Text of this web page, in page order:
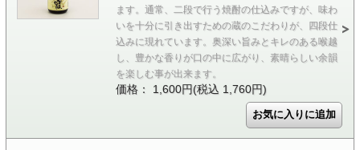
ます。通常、二段で行う焼酎の仕込みですが、味わ
いを十分に引き出すための蔵のこだわりが、四段仕
込みに現れています。奥深い旨みとキレのある喉越
し、豊かな香りが口の中に広がり、素晴らしい余韻
を楽しむ事が出来ます。
価格： 1,600円(税込 1,760円)